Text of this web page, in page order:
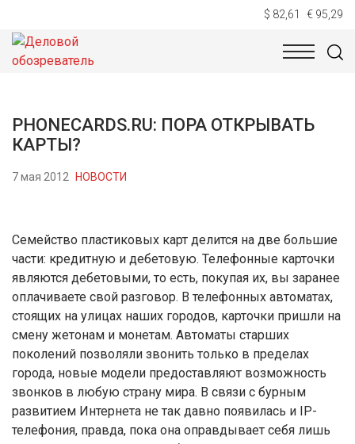
$ 82,61 € 95,29
НОВОСТИ
PHONECARDS.RU: ПОРА ОТКРЫВАТЬ
КАРТЫ?
7 мая 2012 НОВОСТИ
Семейство пластиковых карт делится на две большие
части: кредитную и дебетовую. Телефонные карточки
являются дебетовыми, то есть, покупая их, вы заранее
оплачиваете свой разговор. В телефонных автоматах,
стоящих на улицах наших городов, карточки пришли на
смену жетонам и монетам. Автоматы старших
поколений позволяли звонить только в пределах
города, новые модели предоставляют возможность
звонков в любую страну мира. В связи с бурным
развитием Интернета не так давно появилась и IP-
телефония, правда, пока она оправдывает себя лишь